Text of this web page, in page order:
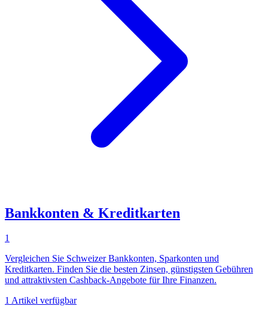
Bankkonten & Kreditkarten
1
Vergleichen Sie Schweizer Bankkonten, Sparkonten und
Kreditkarten. Finden Sie die besten Zinsen, günstigsten Gebühren
und attraktivsten Cashback-Angebote für Ihre Finanzen.
1 Artikel verfügbar